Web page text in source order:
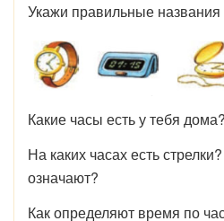
Укажи правильные названия
Какие часы есть у тебя дома?
На каких часах есть
означают?
Как определяют время по